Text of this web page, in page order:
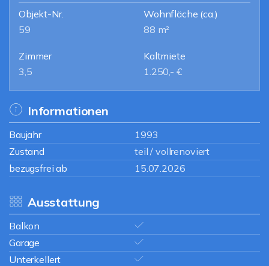
Objekt-Nr.
59
Wohnfläche (ca.)
88 m²
Zimmer
3,5
Kaltmiete
1.250,- €
Informationen
Baujahr
1993
Zustand
teil / vollrenoviert
bezugsfrei ab
15.07.2026
Ausstattung
Balkon
Garage
Unterkellert